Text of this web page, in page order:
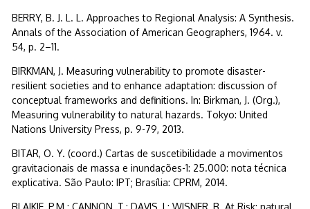
BERRY, B. J. L. L. Approaches to Regional Analysis: A Synthesis.
Annals of the Association of American Geographers, 1964. v.
54, p. 2–11.
BIRKMAN, J. Measuring vulnerability to promote disaster-
resilient societies and to enhance adaptation: discussion of
conceptual frameworks and definitions. In: Birkman, J. (Org.),
Measuring vulnerability to natural hazards. Tokyo: United
Nations University Press, p. 9-79, 2013.
BITAR, O. Y. (coord.) Cartas de suscetibilidade a movimentos
gravitacionais de massa e inundações-1: 25.000: nota técnica
explicativa. São Paulo: IPT; Brasília: CPRM, 2014.
BLAIKIE, P.M.; CANNON, T.; DAVIS, I.; WISNER, B. At Risk: natural